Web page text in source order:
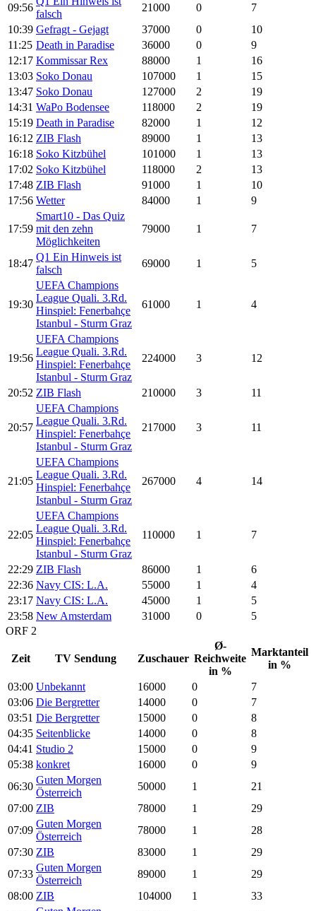
09:56
falsch
21000 0
7
10:39 Gefragt - Gejagt 37000 0
10
11:25 Death in Paradise 36000 0
9
12:17 Kommissar Rex 88000 1
16
13:03 Soko Donau 107000 1
15
13:47 Soko Donau 127000 2
19
14:31 WaPo Bodensee 118000 2
19
15:19 Death in Paradise 82000 1
12
16:12 ZIB Flash 89000 1
13
16:18 Soko Kitzbühel 101000 1
13
17:02 Soko Kitzbühel 118000 2
13
17:48 ZIB Flash 91000 1
10
17:56 Wetter 84000 1 9
17:59
Smart10 - Das Quiz
mit den zehn
Möglichkeiten
79000 1 7
18:47
Q1 Ein Hinweis ist
falsch
69000 1 5
19:30
UEFA Champions
League Quali. 3.Rd.
Hinspiel: Fenerbahçe
Istanbul - Sturm Graz
61000 1 4
19:56
UEFA Champions
League Quali. 3.Rd.
Hinspiel: Fenerbahçe
Istanbul - Sturm Graz
224000 3 12
20:52 ZIB Flash 210000 3 11
20:57
UEFA Champions
League Quali. 3.Rd.
Hinspiel: Fenerbahçe
Istanbul - Sturm Graz
217000 3 11
21:05
UEFA Champions
League Quali. 3.Rd.
Hinspiel: Fenerbahçe
Istanbul - Sturm Graz
267000 4 14
22:05
UEFA Champions
League Quali. 3.Rd.
Hinspiel: Fenerbahçe
Istanbul - Sturm Graz
110000 1 7
22:29 ZIB Flash 86000 1
6
22:36 Navy CIS: L.A. 55000 1
4
23:17 Navy CIS: L.A. 45000 1
5
23:58 New Amsterdam 31000 0
5
ORF 2
Zeit TV Sendung Zuschauer
Ø-
Reichweite
in %
Marktanteil
in %
03:00 Unbekannt 16000 0
7
03:06 Die Bergretter 14000 0
7
03:51 Die Bergretter 15000 0
8
04:35 Seitenblicke 14000 0
8
04:41 Studio 2 15000 0
9
05:38 konkret 16000 0
9
06:30
Guten Morgen
Österreich
50000 1
21
07:00 ZIB 78000 1
29
07:09
Guten Morgen
Österreich
78000 1
28
07:30 ZIB 83000 1
29
07:33
Guten Morgen
Österreich
89000 1
29
08:00 ZIB 104000 1
33